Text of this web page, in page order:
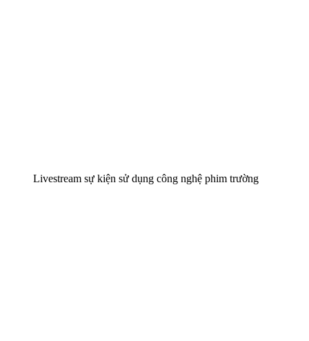
Livestream sự kiện sử dụng công nghệ phim trường